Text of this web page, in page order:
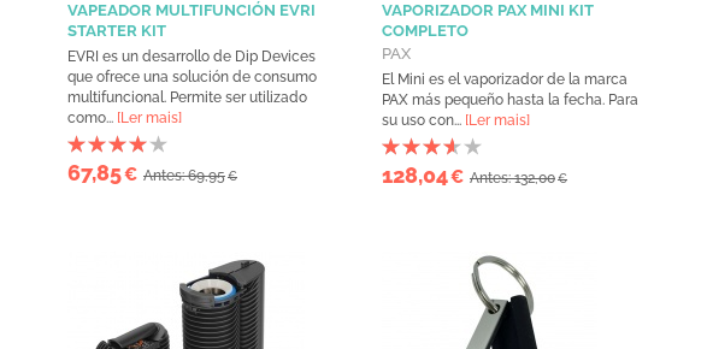
VAPEADOR MULTIFUNCIÓN EVRI
STARTER KIT
EVRI es un desarrollo de Dip Devices
que ofrece una solución de consumo
multifuncional. Permite ser utilizado
como... [Ler mais]
67,85€ Antes: 69,95€
VAPORIZADOR PAX MINI KIT
COMPLETO
PAX
El Mini es el vaporizador de la marca
PAX más pequeño hasta la fecha. Para
su uso con... [Ler mais]
128,04€ Antes: 132,00€